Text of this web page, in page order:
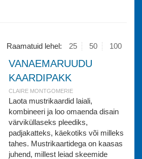
Raamatuid lehel: 25 50 100
VANAEMARUUDU
KAARDIPAKK
CLAIRE MONTGOMERIE
Laota mustrikaardid laiali,
kombineeri ja loo omaenda disain
värviküllaseks pleediks,
padjakatteks, käekotiks või milleks
tahes. Mustrikaartidega on kaasas
juhend, millest leiad skeemide